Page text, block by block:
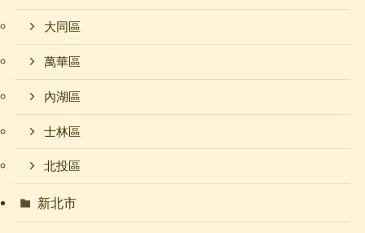
大同區
萬華區
內湖區
士林區
北投區
新北市